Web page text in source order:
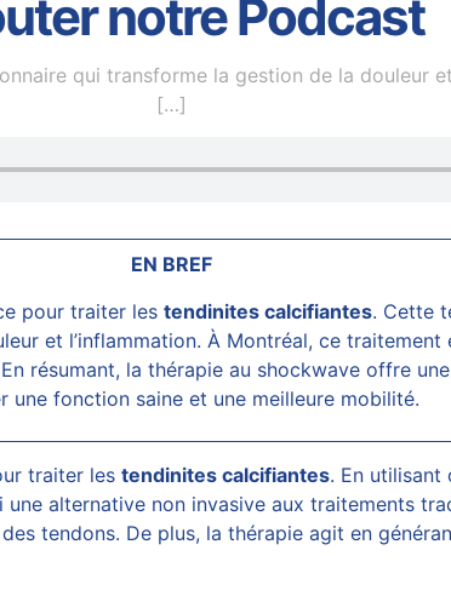
notre Podcast
qui transforme la gestion de la douleur
[…]
EN BREF
pour traiter les tendinites calcifiantes. Cette
et l’inflammation. À Montréal, ce
résumant, la thérapie au shockwaveoffre une
une fonction saine et une meilleure mobilité.
traiter lestendinites calcifiantes. En utilisant
alternative non invasive aux traitements
des tendons. De plus, la thérapie agit en